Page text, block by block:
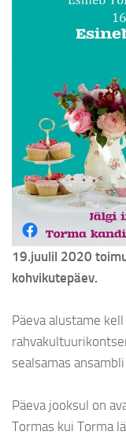
19.juulil 2020
kohvikutepäev.
Päeva alustame
sealsamas
Päeva jooksul on
Tormas kui Torma